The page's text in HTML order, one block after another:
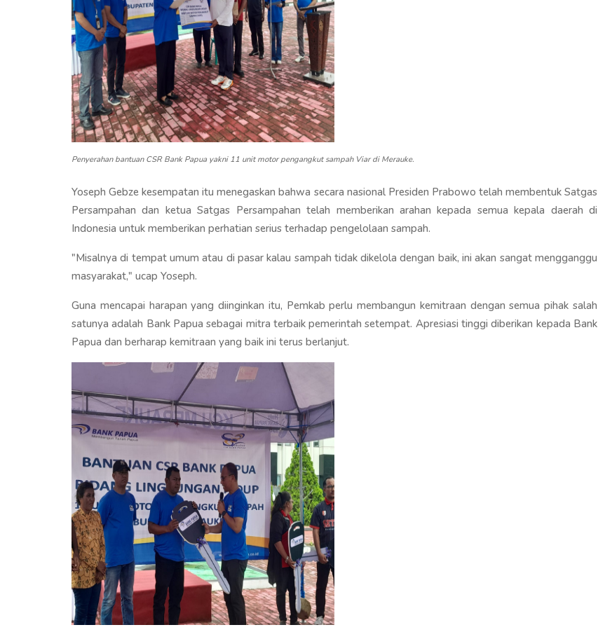
Penyerahan bantuan CSR Bank Papua yakni 11 unit motor pengangkut sampah Viar di Merauke.
Yoseph Gebze kesempatan itu menegaskan bahwa secara nasional Presiden Prabowo telah membentuk Satgas
Persampahan dan ketua Satgas Persampahan telah memberikan arahan kepada semua kepala daerah di
Indonesia untuk memberikan perhatian serius terhadap pengelolaan sampah.
"Misalnya di tempat umum atau di pasar kalau sampah tidak dikelola dengan baik, ini akan sangat mengganggu
masyarakat," ucap Yoseph.
Guna mencapai harapan yang diinginkan itu, Pemkab perlu membangun kemitraan dengan semua pihak salah
satunya adalah Bank Papua sebagai mitra terbaik pemerintah setempat. Apresiasi tinggi diberikan kepada Bank
Papua dan berharap kemitraan yang baik ini terus berlanjut.